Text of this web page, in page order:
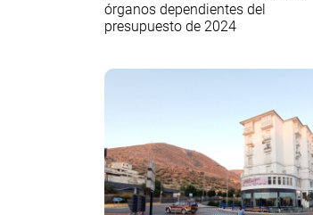
órganos dependientes del
presupuesto de 2024